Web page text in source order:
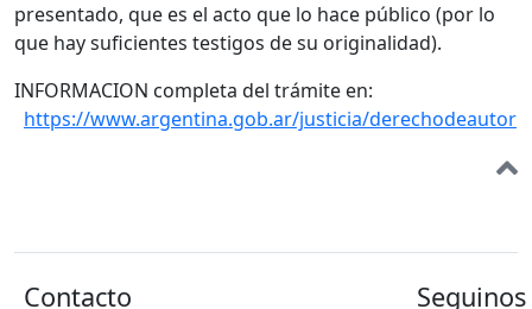
presentado, que es el acto que lo hace público (por lo
que hay suficientes testigos de su originalidad).
INFORMACION completa del trámite en:
https://www.argentina.gob.ar/justicia/derechodeautor
Contacto